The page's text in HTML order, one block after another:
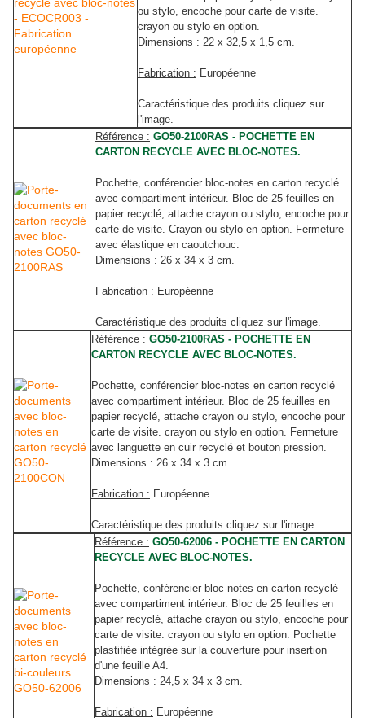
ou stylo, encoche pour carte de visite.
crayon ou stylo en option.
Dimensions : 22 x 32,5 x 1,5 cm.
Fabrication : Européenne
Caractéristique des produits cliquez sur
l'image.
Référence : GO50-2100RAS - POCHETTE EN
CARTON RECYCLE AVEC BLOC-NOTES.
Pochette, conférencier bloc-notes en carton recyclé
avec compartiment intérieur. Bloc de 25 feuilles en
papier recyclé, attache crayon ou stylo, encoche pour
carte de visite. Crayon ou stylo en option. Fermeture
avec élastique en caoutchouc.
Dimensions : 26 x 34 x 3 cm.
Fabrication : Européenne
Caractéristique des produits cliquez sur l'image.
Référence : GO50-2100RAS - POCHETTE EN
CARTON RECYCLE AVEC BLOC-NOTES.
Pochette, conférencier bloc-notes en carton recyclé
avec compartiment intérieur. Bloc de 25 feuilles en
papier recyclé, attache crayon ou stylo, encoche pour
carte de visite. crayon ou stylo en option. Fermeture
avec languette en cuir recyclé et bouton pression.
Dimensions : 26 x 34 x 3 cm.
Fabrication : Européenne
Caractéristique des produits cliquez sur l'image.
Référence : GO50-62006 - POCHETTE EN CARTON
RECYCLE AVEC BLOC-NOTES.
Pochette, conférencier bloc-notes en carton recyclé
avec compartiment intérieur. Bloc de 25 feuilles en
papier recyclé, attache crayon ou stylo, encoche pour
carte de visite. crayon ou stylo en option. Pochette
plastifiée intégrée sur la couverture pour insertion
d'une feuille A4.
Dimensions : 24,5 x 34 x 3 cm.
Fabrication : Européenne